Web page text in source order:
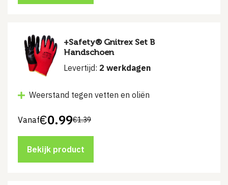
+Safety® Gnitrex Set B
Handschoen
Levertijd: 2 werkdagen
Weerstand tegen vetten en oliën
Vanaf €1.39
€0.99
Bekijk product